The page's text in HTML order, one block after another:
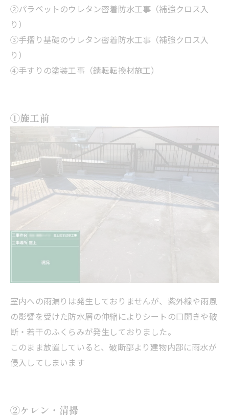
②パラペットのウレタン密着防水工事（補強クロス入
り）
③手摺り基礎のウレタン密着防水工事（補強クロス入
り）
④手すりの塗装工事（錆転転換材施工）
①施工前
室内への雨漏りは発生しておりませんが、紫外線や雨風
の影響を受けた防水層の伸縮によりシートの口開きや破
断・若干のふくらみが発生しておりました。
このまま放置していると、破断部より建物内部に雨水が
侵入してしまいます
②ケレン・清掃